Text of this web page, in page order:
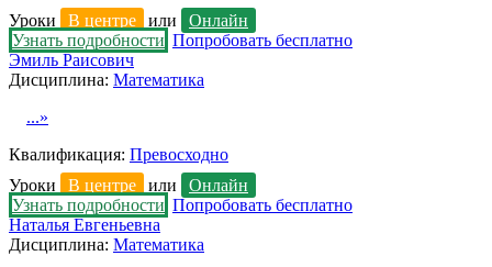
Уроки
В центре или
Онлайн
Узнать подробности Попробовать бесплатно
Эмиль Раисович
Дисциплина: Математика
...»
Квалификация: Превосходно
Уроки
В центре или
Онлайн
Узнать подробности Попробовать бесплатно
Наталья Евгеньевна
Дисциплина: Математика